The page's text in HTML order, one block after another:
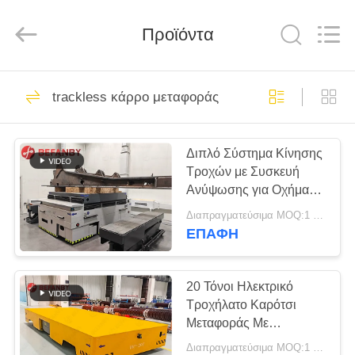
ΣΠΊΤΙ
ΠΡΟΪΌΝΤΑ
ΠΕΡΊΠΟΥ
ΕΜΕΊΣ
ΓΎΡΟΣ
ΕΡΓΟΣΤΑΣΊΩΝ
ΠΟΙΟΤΙΚΌΣ
Mechanical
κάρρο μεταφοράς
μπαταριών
323
trackless κάρρο
μεταφοράς
360
Προϊόντα
trackless κάρρο μεταφοράς
Διπλό Σύστημα Κίνησης
Τροχών με Συσκευή
Ανύψωσης για Οχήματα
Μεταφοράς Χωρίς Ράγες
σε Εργοστάσια
Διαπραγματεύσιμα MOQ:1 σύνολο/σύνολα
ΕΠΑΦΉ
20 Τόνοι Ηλεκτρικό
Τροχήλατο Καρότσι
Μεταφοράς Με
Μαγνητική Πλοήγηση
Διαπραγματεύσιμα MOQ:1 σύνολο/σύνολα